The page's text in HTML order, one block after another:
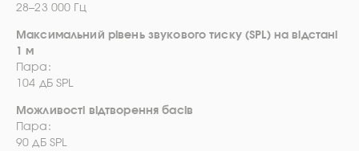
28–23 000 Гц
Максимальний рівень звукового тиску (SPL) на відстані
1 м
Пара:
104 дБ SPL
Можливості відтворення басів
Пара:
90 дБ SPL